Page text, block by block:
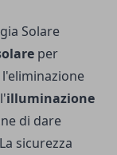
Solare
per
illuminazione
di dare
sicurezza